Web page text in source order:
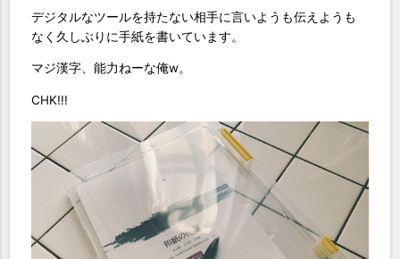
デジタルなツールを持たない相手に言いようも伝えようも
なく久しぶりに手紙を書いています。
マジ漢字、能力ねーな俺w。
CHK!!!